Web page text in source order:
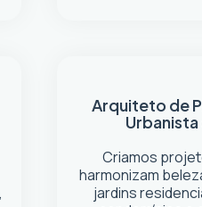
Arquiteto de
Urbanista
Criamos
harmonizam
jardins